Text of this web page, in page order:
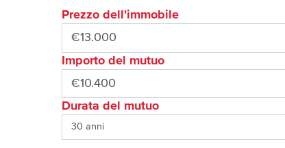
Prezzo dell'immobile
Importo del mutuo
Durata del mutuo